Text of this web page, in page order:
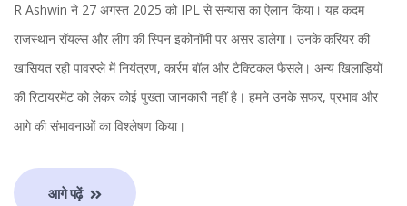
R Ashwin ने 27 अगस्त 2025 को IPL से संन्यास का ऐलान किया। यह कदम
राजस्थान रॉयल्स और लीग की स्पिन इकोनॉमी पर असर डालेगा। उनके करियर की
खासियत रही पावरप्ले में नियंत्रण, कार्रम बॉल और टैक्टिकल फैसले। अन्य खिलाड़ियों
की रिटायरमेंट को लेकर कोई पुख्ता जानकारी नहीं है। हमने उनके सफर, प्रभाव और
आगे की संभावनाओं का विश्लेषण किया।
आगे पढ़ें